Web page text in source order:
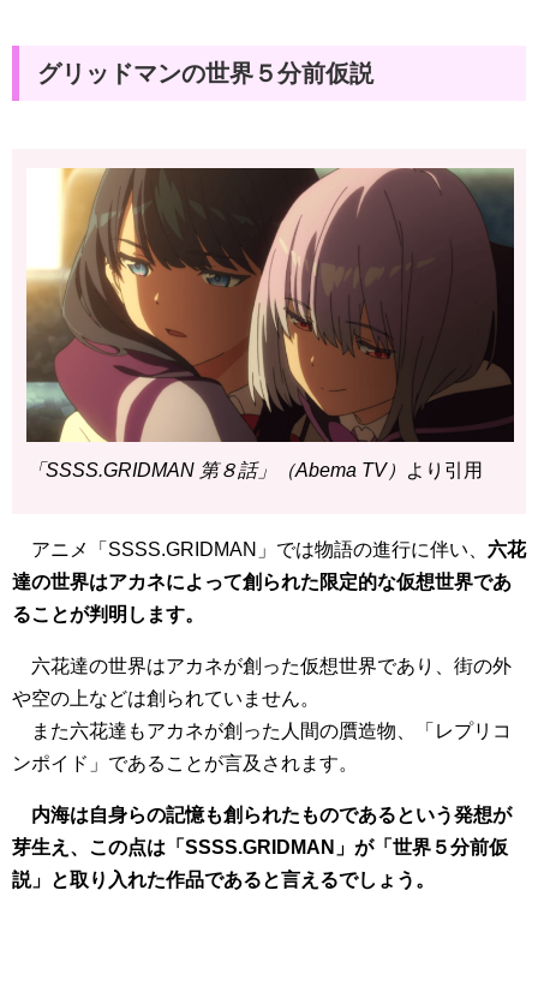
グリッドマンの世界５分前仮説
「SSSS.GRIDMAN 第８話」（Abema TV） より引用
アニメ「SSSS.GRIDMAN」では物語の進行に伴い、 六花
達の世界はアカネによって創られた限定的な仮想世界であ
ることが判明します。
六花達の世界はアカネが創った仮想世界であり、街の外
や空の上などは創られていません。
また六花達もアカネが創った人間の贋造物、「レプリコ
ンポイド」であることが言及されます。
内海は自身らの記憶も創られたものであるという発想が
芽生え、この点は「SSSS.GRIDMAN」が「世界５分前仮
説」と取り入れた作品であると言えるでしょう。